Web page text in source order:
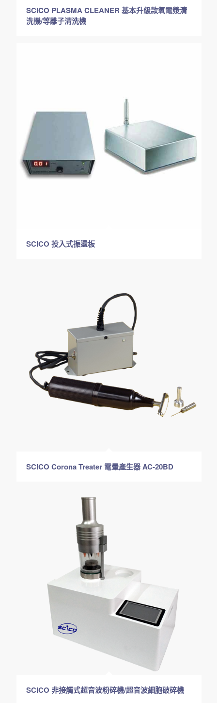
SCICO PLASMA CLEANER 基本升級款氧電漿清
洗機/等離子清洗機
SCICO 投入式振盪板
SCICO Corona Treater 電暈產生器 AC-20BD
SCICO 非接觸式超音波粉碎機/超音波細胞破碎機